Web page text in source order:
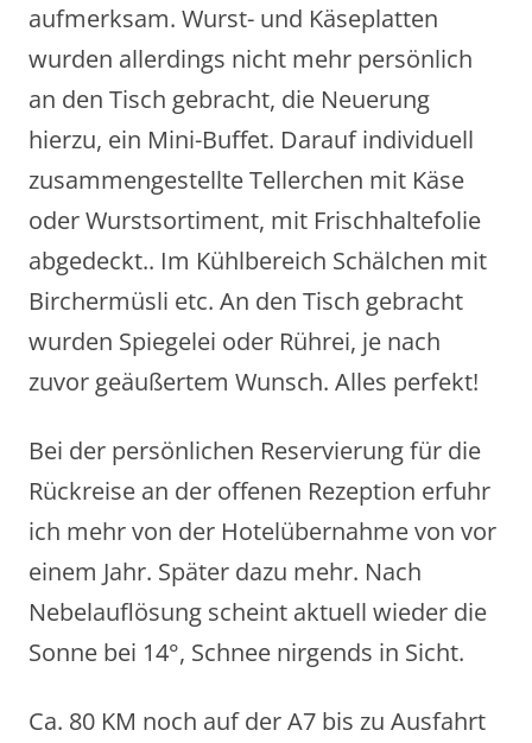
aufmerksam. Wurst- und Käseplatten
wurden allerdings nicht mehr persönlich
an den Tisch gebracht, die Neuerung
hierzu, ein Mini-Buffet. Darauf individuell
zusammengestellte Tellerchen mit Käse
oder Wurstsortiment, mit Frischhaltefolie
abgedeckt.. Im Kühlbereich Schälchen mit
Birchermüsli etc. An den Tisch gebracht
wurden Spiegelei oder Rührei, je nach
zuvor geäußertem Wunsch. Alles perfekt!
Bei der persönlichen Reservierung für die
Rückreise an der offenen Rezeption erfuhr
ich mehr von der Hotelübernahme von vor
einem Jahr. Später dazu mehr. Nach
Nebelauflösung scheint aktuell wieder die
Sonne bei 14°, Schnee nirgends in Sicht.
Ca. 80 KM noch auf der A7 bis zu Ausfahrt